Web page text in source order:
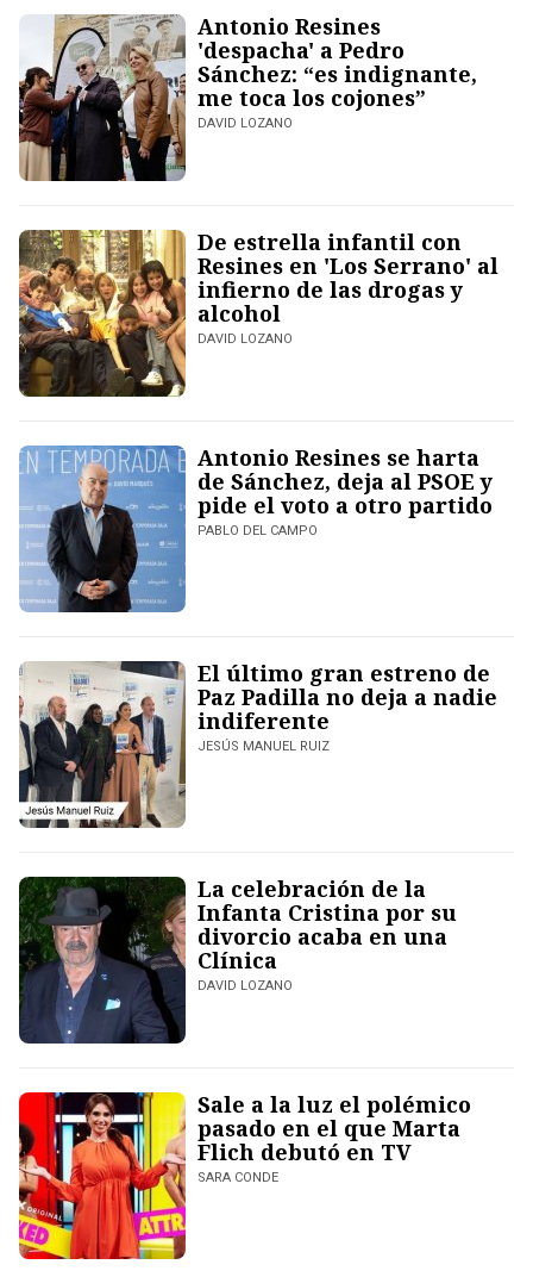
Antonio Resines
'despacha' a Pedro
Sánchez: “es indignante,
me toca los cojones”
DAVID LOZANO
De estrella infantil con
Resines en 'Los Serrano' al
infierno de las drogas y
alcohol
DAVID LOZANO
Antonio Resines se harta
de Sánchez, deja al PSOE y
pide el voto a otro partido
PABLO DEL CAMPO
El último gran estreno de
Paz Padilla no deja a nadie
indiferente
JESÚS MANUEL RUIZ
La celebración de la
Infanta Cristina por su
divorcio acaba en una
Clínica
DAVID LOZANO
Sale a la luz el polémico
pasado en el que Marta
Flich debutó en TV
SARA CONDE